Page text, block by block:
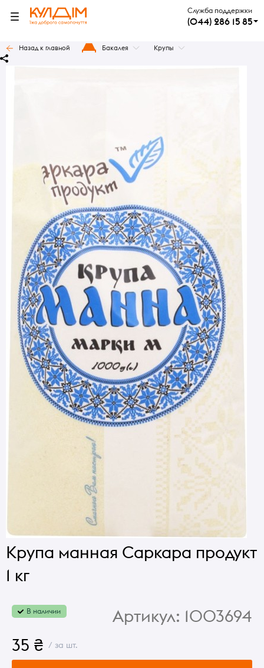
Служба поддержки
(044) 286 15 85
Назад к главной Бакалея Крупы
Крупа манная Саркара продукт
1 кг
В наличии Артикул: 1003694
35 ₴ / за шт.